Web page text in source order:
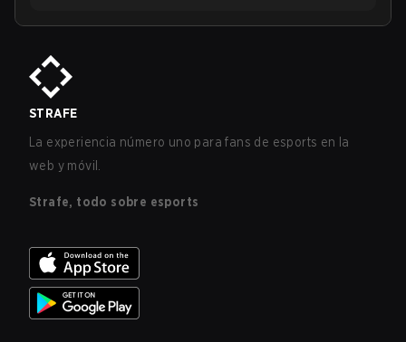
STRAFE
La experiencia número uno para fans de esports en la
web y móvil.
Strafe, todo sobre esports